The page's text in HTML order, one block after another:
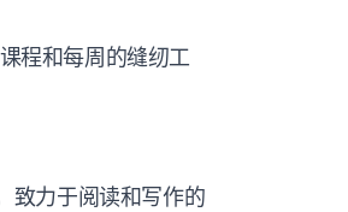
程和每周的缝纫工
致力于阅读和写作的